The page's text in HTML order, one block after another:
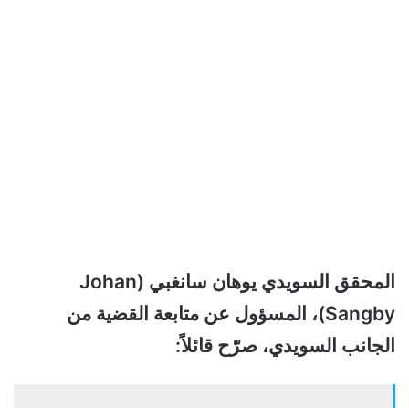
المحقق السويدي يوهان سانغبي (Johan
Sangby)، المسؤول عن متابعة القضية من
الجانب السويدي، صرّح قائلاً: